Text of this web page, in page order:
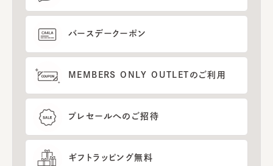
バースデークーポン
MEMBERS ONLY OUTLETのご利用
プレセールへのご招待
ギフトラッピング無料